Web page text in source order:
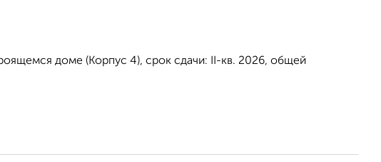
доме (Корпус 4), срок сдачи: II-кв. 2026, общей